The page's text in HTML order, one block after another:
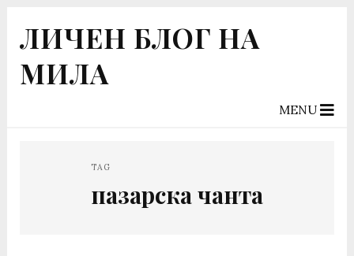
ЛИЧЕН БЛОГ НА
МИЛА
MENU
TAG
пазарска чанта